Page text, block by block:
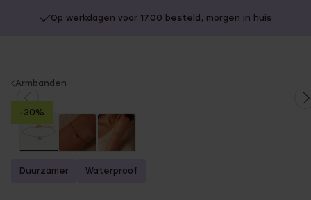
Op werkdagen voor 17.00 besteld, morgen in huis
You
are
here:
Armbanden
-30%
Duurzamer Waterproof